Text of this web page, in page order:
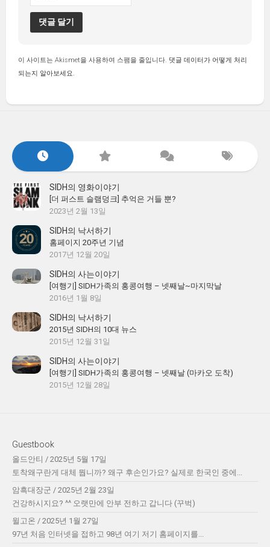
이 사이트는 Akismet을 사용하여 스팸을 줄입니다. 댓글 데이터가 어떻게 처리
되는지 알아보세요.
SIDH의 영화이야기
[더 퍼스트 슬램덩크] 추억은 거들 뿐?
2023년 2월 13일
SIDH의 낙서하기
홈페이지 20주년 기념
2017년 12월 20일
SIDH의 사는이야기
[여행기] SIDH가족의 홍콩여행 – 넷째날~마지막날
2016년 1월 8일
SIDH의 낙서하기
2015년 SIDH의 10대 뉴스
2015년 12월 31일
SIDH의 사는이야기
[여행기] SIDH가족의 홍콩여행 – 넷째날 (마카오 도착)
2015년 12월 28일
Guestbook
올드안티 / 2025년 5월 17일
토착왜구란게 대체 뭡니까? 왜구 후손인가요? 실제로 한국인 중에...
암흑대장군 / 2025년 2월 23일
건강하시지요? ^^ 오랫만에 안부 전하고 갑니다 (꾸벅)
윌고온 / 2025년 1월 27일
97년 처음 인터넷을 접하고 98년 여기 저기 홈페이지를...